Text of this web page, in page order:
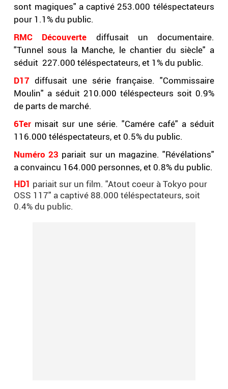
sont magiques" a captivé 253.000 téléspectateurs
pour 1.1% du public.
RMC Découverte diffusait un documentaire.
"Tunnel sous la Manche, le chantier du siècle" a
séduit 227.000 téléspectateurs, et 1% du public.
D17 diffusait une série française. "Commissaire
Moulin" a séduit 210.000 téléspecteurs soit 0.9%
de parts de marché.
6Ter misait sur une série. "Camére café" a séduit
116.000 téléspectateurs, et 0.5% du public.
Numéro 23 pariait sur un magazine. "Révélations"
a convaincu 164.000 personnes, et 0.8% du public.
HD1 pariait sur un film. "Atout coeur à Tokyo pour
OSS 117" a captivé 88.000 téléspectateurs, soit
0.4% du public.